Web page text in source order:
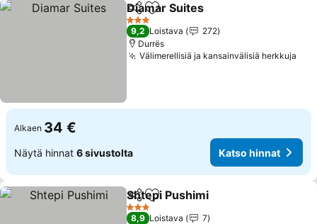
Jaa Lisää suosikkeihin
Diamar Suites
3 Tähtiluokitus
9,2 Loistava
272
Durrës
Välimerellisiä ja kansainvälisiä herkkuja
Alkaen 34 €
Näytä hinnat 6 sivustolta Katso hinnat
Jaa Lisää suosikkeihin
Shtepi Pushimi
3 Tähtiluokitus
8,9 Loistava
7